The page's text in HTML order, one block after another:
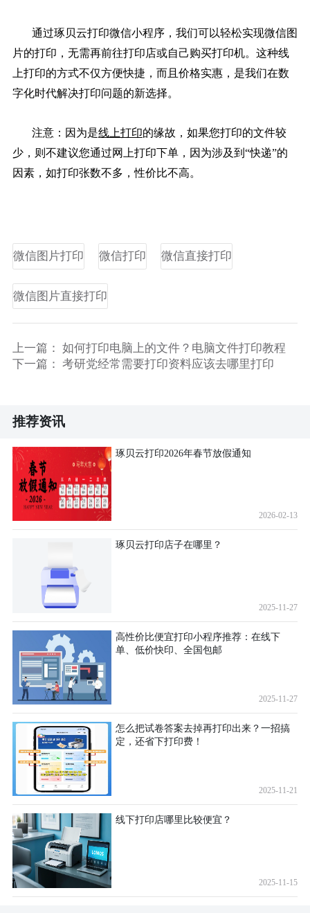
通过琢贝云打印微信小程序，我们可以轻松实现微信图
片的打印，无需再前往打印店或自己购买打印机。这种线
上打印的方式不仅方便快捷，而且价格实惠，是我们在数
字化时代解决打印问题的新选择。
注意：因为是线上打印的缘故，如果您打印的文件较
少，则不建议您通过网上打印下单，因为涉及到“快递”的
因素，如打印张数不多，性价比不高。
微信图片打印 微信打印 微信直接打印
微信图片直接打印
上一篇： 如何打印电脑上的文件？电脑文件打印教程
下一篇： 考研党经常需要打印资料应该去哪里打印
推荐资讯
琢贝云打印2026年春节放假通知
2026-02-13
琢贝云打印店子在哪里？
2025-11-27
高性价比便宜打印小程序推荐：在线下
单、低价快印、全国包邮
2025-11-27
怎么把试卷答案去掉再打印出来？一招搞
定，还省下打印费！
2025-11-21
线下打印店哪里比较便宜？
2025-11-15